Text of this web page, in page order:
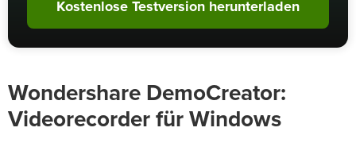
Kostenlose Testversion herunterladen
Wondershare DemoCreator:
Videorecorder für Windows